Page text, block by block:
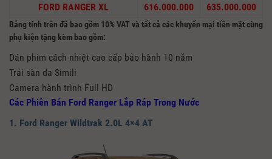
FORD RANGER XL
616.000.000 635.000.000
Bảng tính trên đã bao gồm 10% VAT và tất cả các khuyến mại tiền mặt cùng
phụ kiện tặng kèm bao gồm:
Dán phim cách nhiệt cao cấp bảo hành 10 năm
Trải sàn da Simili
Camera hành trình Full HD
Các Phiên Bản Ford Ranger Lắp Ráp Trong Nước
1. Ford Ranger Wildtrak 2.0L 4×4 AT